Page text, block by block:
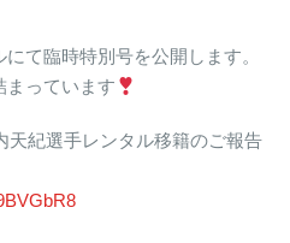
て臨時特別号を公開します。
まっています
天紀選手レンタル移籍のご報告